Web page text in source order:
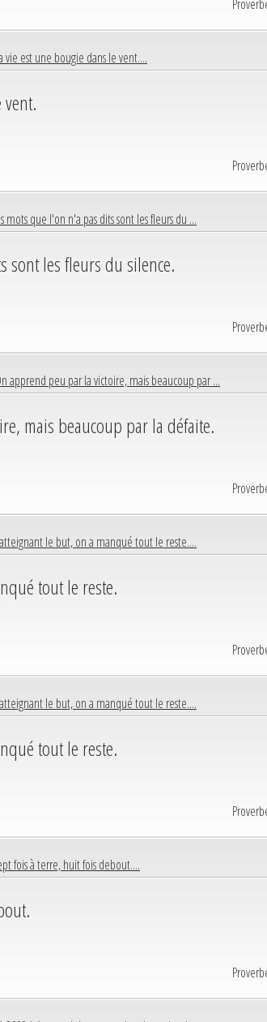
vie est une bougie dans le vent....
mots que l'on n'a pas dits sont les fleurs du ...
sont les fleurs du silence.
apprend peu par la victoire, mais beaucoup par ...
mais beaucoup par la défaite.
le but, on a manqué tout le reste....
tout le reste.
le but, on a manqué tout le reste....
tout le reste.
fois à terre, huit fois debout....